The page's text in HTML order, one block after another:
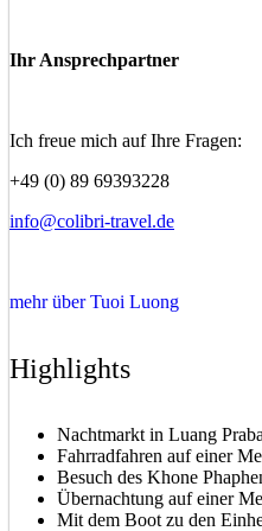
Ihr Ansprechpartner
Ich freue mich auf Ihre Fragen:
+49 (0) 89 69393228
info@colibri-travel.de
mehr über Tuoi Luong
Highlights
Nachtmarkt in Luang
Fahrradfahren auf einer
Besuch des Khone
Übernachtung auf einer
Mit dem Boot zu den